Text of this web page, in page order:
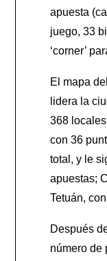
apuesta
juego, 33
‘corner’
El mapa
lidera la
368
con 36
total, y le
apuestas;
Tetuán,
Después
número de